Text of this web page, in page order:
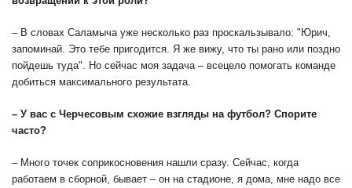
– В словах Саламыча уже несколько раз проскальзывало: "Юрич,
запоминай. Это тебе пригодится. Я же вижу, что ты рано или поздно
пойдешь туда". Но сейчас моя задача – всецело помогать команде
добиться максимального результата.
– У вас с Черчесовым схожие взгляды на футбол? Спорите
часто?
– Много точек соприкосновения нашли сразу. Сейчас, когда
работаем в сборной, бывает – он на стадионе, я дома, мне надо все